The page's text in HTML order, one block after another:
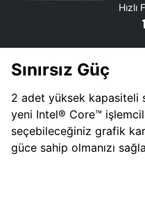
Hızlı
Sınırsız Güç
2 adet yüksek kapasiteli
yeni Intel® Core™
seçebileceğiniz grafik
güce sahip olmanızı